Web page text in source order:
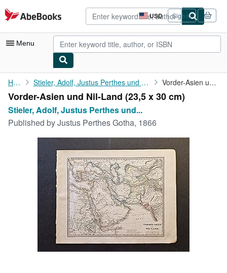
Skip to main content
AbeBooks.com USD
Site
shopping
preferences
Sign in
Menu
My Account
My Purchases
Advanced Search
Art & Collectibles
Start Selling
Home Stieler, Adolf, Justus Perthes und Hermann Berghaus: Vorder-Asien und Nil-Land
Vorder-Asien und Nil-Land (23,5 x 30 cm)
Stieler, Adolf, Justus Perthes und...
Published byJustus Perthes Gotha, 1866